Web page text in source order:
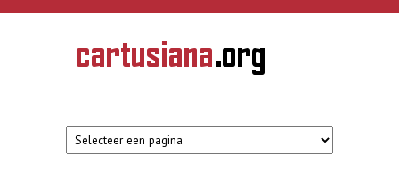
Overslaan en naar de inhoud gaan
CARTUSIANA
Geschiedenis
van de